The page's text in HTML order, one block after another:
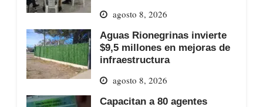
agosto 8, 2026
Aguas Rionegrinas invierte
$9,5 millones en mejoras de
infraestructura
agosto 8, 2026
Capacitan a 80 agentes